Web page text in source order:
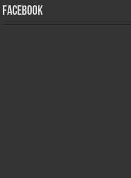
Facebook